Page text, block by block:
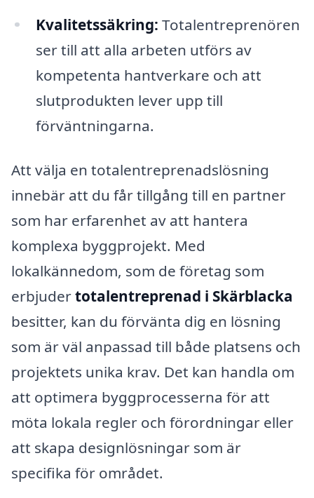
Kvalitetssäkring: Totalentreprenören
ser till att alla arbeten utförs av
kompetenta hantverkare och att
slutprodukten lever upp till
förväntningarna.
Att välja en totalentreprenadslösning
innebär att du får tillgång till en partner
som har erfarenhet av att hantera
komplexa byggprojekt. Med
lokalkännedom, som de företag som
erbjudertotalentreprenad i Skärblacka
besitter, kan du förvänta dig en lösning
som är väl anpassad till både platsens och
projektets unika krav. Det kan handla om
att optimera byggprocesserna för att
möta lokala regler och förordningar eller
att skapa designlösningar som är
specifika för området.